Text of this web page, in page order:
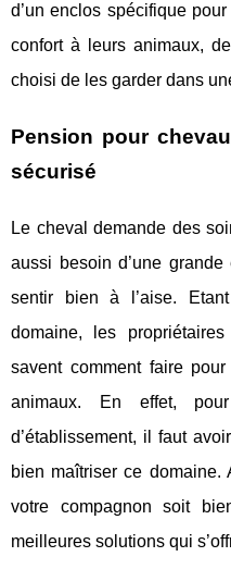
d’un enclos spécifique
confort à leurs animaux,
choisi de les garder dans
Pension pour
sécurisé
Le cheval demande des
aussi besoin d’une
sentir bien à l’aise.
domaine, les
savent comment faire
animaux. En effet,
d’établissement, il faut
bien maîtriser ce
votre compagnon soit
meilleures solutions qui